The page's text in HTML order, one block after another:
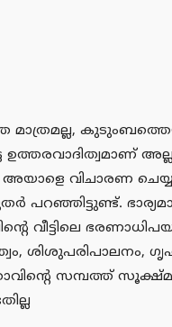
മാത്രമല്ല,
വിചാരണ
പറഞ്ഞിട്ടുണ്ട്.
വീട്ടിലെ
ശിശുപരിപാലനം,
സമ്പത്ത്